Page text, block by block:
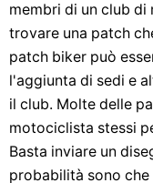
membri di un club di
trovare una patch
patch biker può
l'aggiunta di sedi e
il club. Molte delle
motociclista stessi
Basta inviare un
probabilità sono